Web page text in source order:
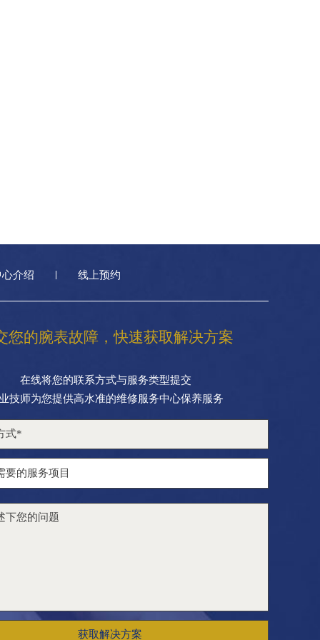
心介绍 线上预约
您的腕表故障，快速获取解决方案
在线将您的联系方式与服务类型提交
技师为您提供高水准的维修服务中心保养服务
获取解决方案